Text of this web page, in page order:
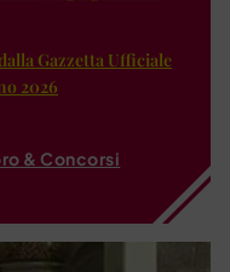
Gazzetta Ufficiale
2026
& Concorsi